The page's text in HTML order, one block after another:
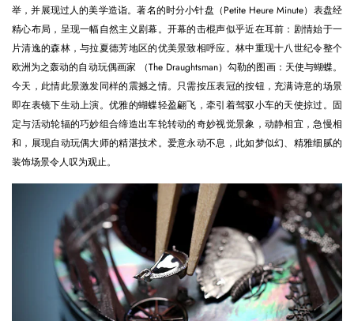
举，并展现过人的美学造诣。著名的时分小针盘（Petite Heure Minute）表盘经
精心布局，呈现一幅自然主义剧幕。开幕的击棍声似乎近在耳前：剧情始于一
片清逸的森林，与拉夏德芳地区的优美景致相呼应。林中重现十八世纪令整个
欧洲为之轰动的自动玩偶画家 （The Draughtsman）勾勒的图画：天使与蝴蝶。
今天，此情此景激发同样的震撼之情。只需按压表冠的按钮，充满诗意的场景
即在表镜下生动上演。优雅的蝴蝶轻盈翩飞，牵引着驾驭小车的天使掠过。固
定与活动轮辐的巧妙组合缔造出车轮转动的奇妙视觉景象，动静相宜，急慢相
和，展现自动玩偶大师的精湛技术。爱意永动不息，此如梦似幻、精雅细腻的
装饰场景令人叹为观止。